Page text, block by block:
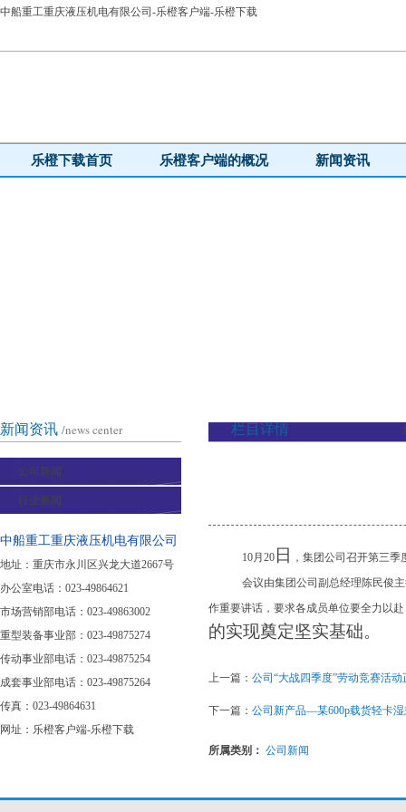
中船重工重庆液压机电有限公司-乐橙客户端-乐橙下载
乐橙下载首页 乐橙客户端的概况 新闻资讯
新闻资讯 /news center
公司新闻
行业新闻
中船重工重庆液压机电有限公司
地址：重庆市永川区兴龙大道2667号
办公室电话：023-49864621
市场营销部电话：023-49863002
重型装备事业部：023-49875274
传动事业部电话：023-49875254
成套事业部电话：023-49875264
传真：023-49864631
网址： 乐橙客户端-乐橙下载
栏目详情
10月20 日
，集团公司召开第三
会议由集团公司副总经理陈民俊
作重要讲话，要求各成员单位要全力以
的实现奠定坚实基础。
上一篇： 公司“大战四季度”劳动竞赛活动
下一篇： 公司新产品—某600p载货轻卡
所属类别： 公司新闻